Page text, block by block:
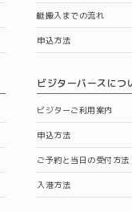
艇搬入までの流れ
申込方法
ビジターバースにつ
ビジターご利用案内
申込方法
ご予約と当日の受付方法
入港方法